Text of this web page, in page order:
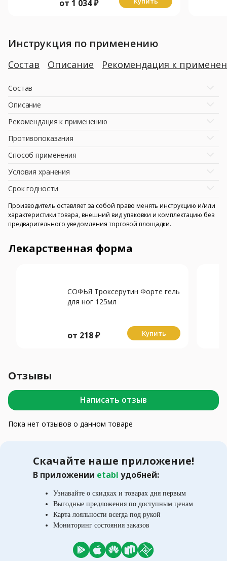
от 1 034₽
Инструкция по применению
Состав Описание Рекомендация к
Состав
Описание
Рекомендация к применению
Противопоказания
Способ применения
Условия хранения
Срок годности
Производитель оставляет за собой право менять инструкцию и/или
характеристики товара, внешний вид упаковки и комплектацию без
предварительного уведомления торговой площадки.
Лекарственная форма
СОФЬЯ Троксерутин Форте гель
для ног 125мл
от 218₽ Купить
Отзывы
Написать отзыв
Пока нет отзывов о данном товаре
Скачайте наше приложение!
В приложении etabl удобней:
Узнавайте о скидках и товарах дня первым
Выгодные предложения по доступным ценам
Карта лояльности всегда под рукой
Мониторинг состояния заказов